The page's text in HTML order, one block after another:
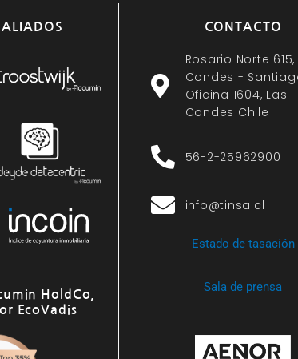
ofrecer anuncios o contenido
ALIADOS
HoldCo,
EcoVadis
CONTACTO
Rosario Norte 615,
Condes -
Oficina 1604, Las
Condes Chile
56-2-25962900
info@tinsa.cl
Estado de tasación
Sala de prensa